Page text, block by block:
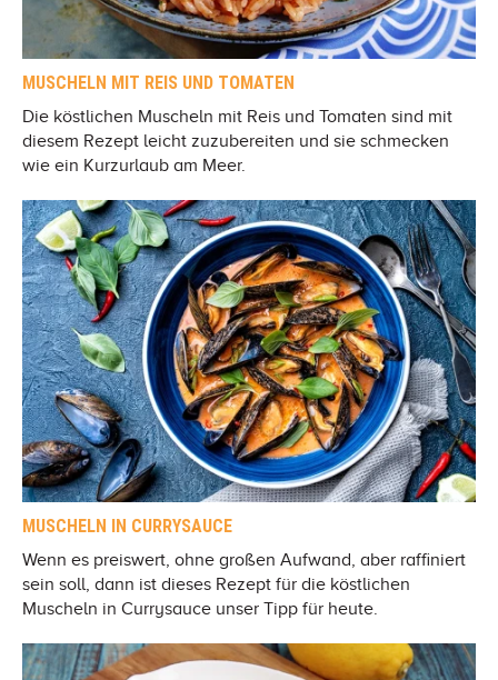
MUSCHELN MIT REIS UND TOMATEN
Die köstlichen Muscheln mit Reis und Tomaten sind mit
diesem Rezept leicht zuzubereiten und sie schmecken
wie ein Kurzurlaub am Meer.
MUSCHELN IN CURRYSAUCE
Wenn es preiswert, ohne großen Aufwand, aber raffiniert
sein soll, dann ist dieses Rezept für die köstlichen
Muscheln in Currysauce unser Tipp für heute.